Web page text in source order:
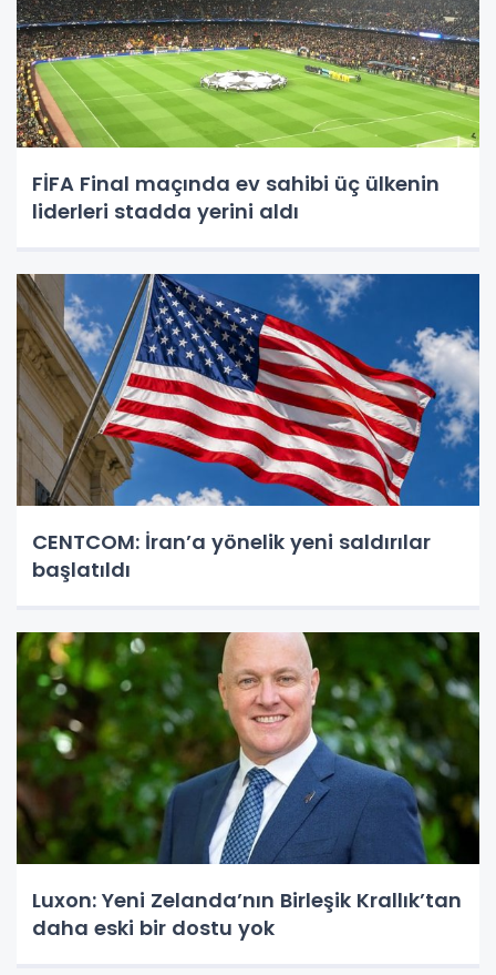
FİFA Final maçında ev sahibi üç ülkenin
liderleri stadda yerini aldı
CENTCOM: İran’a yönelik yeni saldırılar
başlatıldı
Luxon: Yeni Zelanda’nın Birleşik Krallık’tan
daha eski bir dostu yok